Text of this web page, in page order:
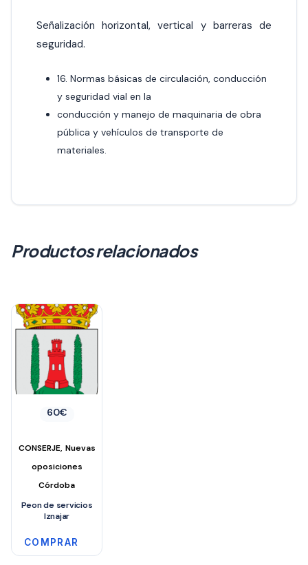
Señalización horizontal, vertical y barreras de
seguridad.
16. Normas básicas de circulación, conducción
y seguridad vial en la
conducción y manejo de maquinaria de obra
pública y vehículos de transporte de
materiales.
Productos relacionados
60€
CONSERJE, Nuevas
oposiciones
Córdoba
Peon de servicios
Iznajar
COMPRAR